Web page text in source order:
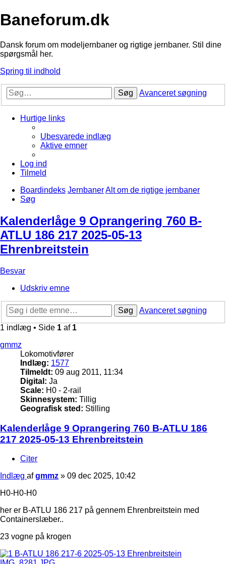
Baneforum.dk
Dansk forum om modeljernbaner og rigtige jernbaner. Stil dine
spørgsmål her.
Spring til indhold
Søg Avanceret søgning
Hurtige links
Ubesvarede indlæg
Aktive emner
Log ind
Tilmeld
Boardindeks JernbanerAlt om de rigtige jernbaner
Søg
Kalenderlåge 9 Oprangering 760 B-
ATLU 186 217 2025-05-13
Ehrenbreitstein
Besvar
Udskriv emne
Søg
Avanceret søgning
1 indlæg • Side 1 af 1
gmmz
Lokomotivfører
Indlæg: 1577
Tilmeldt: 09 aug 2011, 11:34
Digital: Ja
Scale: H0 - 2-rail
Skinnesystem: Tillig
Geografisk sted: Stilling
Kalenderlåge 9 Oprangering 760 B-ATLU 186
217 2025-05-13 Ehrenbreitstein
Citer
Indlæg afgmmz » 09 dec 2025, 10:42
H0-H0-H0
her er B-ATLU 186 217 på gennem Ehrenbreitstein med
Containerslæber..
23 vogne på krogen